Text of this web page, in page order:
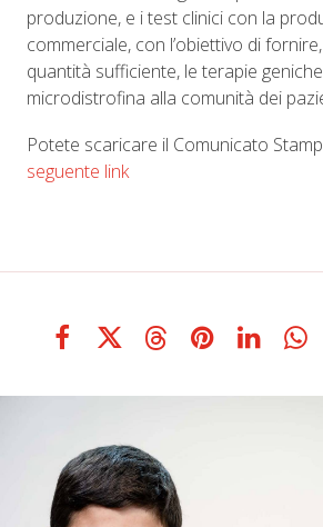
produzione, e i test clinici con la
commerciale, con l’obiettivo di
quantità sufficiente, le terapie
microdistrofina alla comunità dei
Potete scaricare il Comunicato
seguente link